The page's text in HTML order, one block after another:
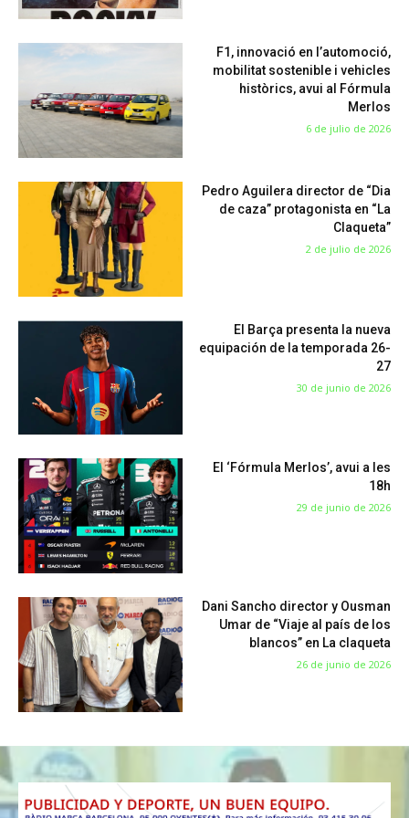
F1, innovació en l’automoció,
mobilitat sostenible i vehicles
històrics, avui al Fórmula
Merlos
6 de julio de 2026
Pedro Aguilera director de “Dia
de caza” protagonista en “La
Claqueta”
2 de julio de 2026
El Barça presenta la nueva
equipación de la temporada 26-
27
30 de junio de 2026
El ‘Fórmula Merlos’, avui a les
18h
29 de junio de 2026
Dani Sancho director y Ousman
Umar de “Viaje al país de los
blancos” en La claqueta
26 de junio de 2026